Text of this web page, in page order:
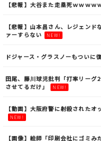
試合結果
議論・雑談
【悲報】大谷また走塁死ｗｗｗｗ
【悲報】山本昌さん、レジェン
ァーすらない
NEW!
ドジャース・グラスノーもついに
田尾、藤川球児批判「打率リーグ
させてるだけ」
NEW!
【動画】大阪府警に射殺された
NEW!
【画像】絵師「印刷会社にゴミ